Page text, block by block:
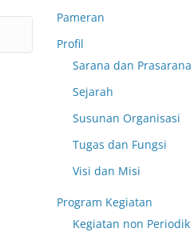
Pameran
Profil
Sarana dan Prasarana
Sejarah
Susunan Organisasi
Tugas dan Fungsi
Visi dan Misi
Program Kegiatan
Kegiatan non Periodik